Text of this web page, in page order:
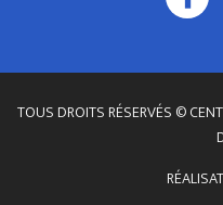
TOUS DROITS RÉSERVÉS ©